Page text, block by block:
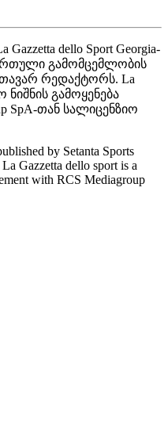
dello Sport Georgia-
გამომცემლობის
რედაქტორს. La
ნიშნის გამოყენება
SpA-თან სალიცენზიო
by Setanta Sports
Gazzetta dello sport is a
with RCS Mediagroup